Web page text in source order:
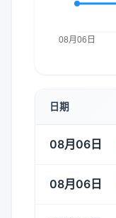
日期
08月06日
08月06日